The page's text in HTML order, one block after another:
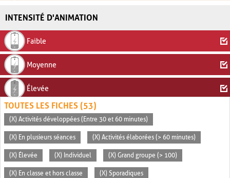
INTENSITÉ D'ANIMATION
Faible
Moyenne
Élevée
TOUTES LES FICHES (53)
(X) Activités développées (Entre 30 et 60 minutes)
(X) En plusieurs séances (X) Activités élaborées (> 60 minutes)
(X) Élevée (X) Individuel (X) Grand groupe (> 100)
(X) En classe et hors classe (X) Sporadiques